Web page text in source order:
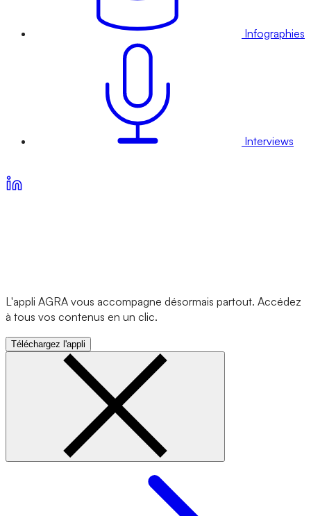
Infographies
Interviews
L'appli AGRA vous accompagne désormais partout. Accédez
à tous vos contenus en un clic.
Téléchargez l'appli